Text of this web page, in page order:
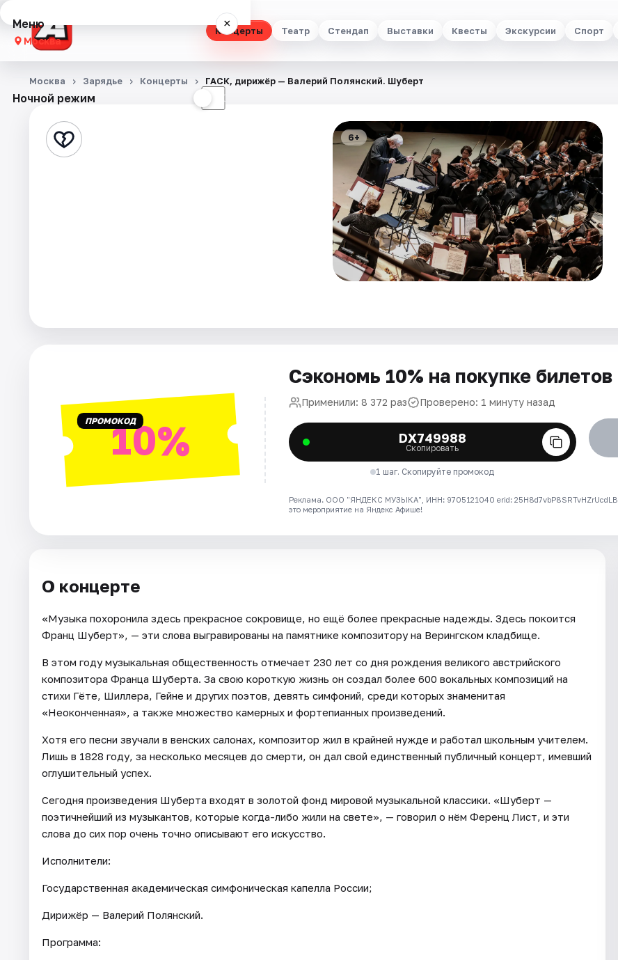
Концерты Театр Стендап Выставки Квесты Экскурсии Спорт
Меню ×
Москва
Концерты
Стендап
Артисты
Ночной режим ☾
Москва Зарядье Концерты ГАСК, дирижёр — Валерий Полянский. Шуберт
6+
ПРОМОКОД10%
Сэкономь 10% на покупке билетов
Применили: 8 372 раз Проверено: 1 минуту назад
DX749988
Скопировать
1 шаг. Скопируйте промокод
Реклама. ООО "ЯНДЕКС МУЗЫКА", ИНН: 9705121040 erid: 25H8d7vbP8SRTvHZrUcdLB
это мероприятие на Яндекс Афише!
О концерте
«Музыка похоронила здесь прекрасное сокровище, но ещё более прекрасные надежды. Здесь покоится
Франц Шуберт», — эти слова выгравированы на памятнике композитору на Верингском кладбище.
В этом году музыкальная общественность отмечает 230 лет со дня рождения великого австрийского
композитора Франца Шуберта. За свою короткую жизнь он создал более 600 вокальных композиций на
стихи Гёте, Шиллера, Гейне и других поэтов, девять симфоний, среди которых знаменитая
«Неоконченная», а также множество камерных и фортепианных произведений.
Хотя его песни звучали в венских салонах, композитор жил в крайней нужде и работал школьным учителем.
Лишь в 1828 году, за несколько месяцев до смерти, он дал свой единственный публичный концерт, имевший
оглушительный успех.
Сегодня произведения Шуберта входят в золотой фонд мировой музыкальной классики. «Шуберт —
поэтичнейший из музыкантов, которые когда-либо жили на свете», — говорил о нём Ференц Лист, и эти
слова до сих пор очень точно описывают его искусство.
Исполнители:
Государственная академическая симфоническая капелла России;
Дирижёр — Валерий Полянский.
Программа: